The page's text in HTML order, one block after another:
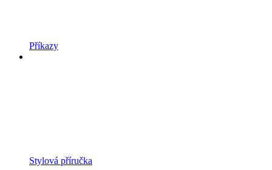
Příkazy
Stylová příručka